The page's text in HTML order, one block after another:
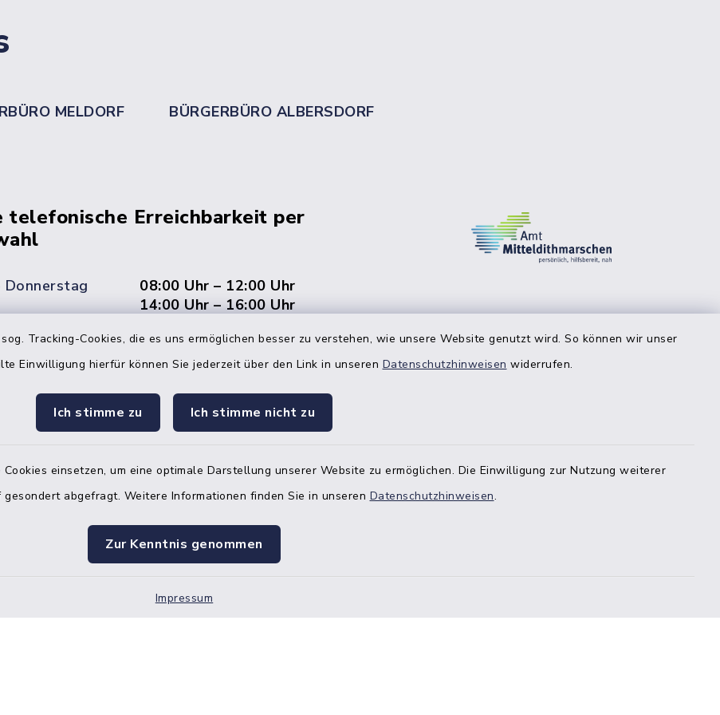
Tracking-Cookies, die es uns ermöglichen besser zu verstehen, wie unsere Website genutzt wird. So können wir unser
Einwilligung hierfür können Sie jederzeit über den Link in unseren Datenschutzhinweisen widerrufen.
Ich stimme zu Ich stimme nicht zu
einsetzen, um eine optimale Darstellung unserer Website zu ermöglichen. Die Einwilligung zur Nutzung weiterer
abgefragt. Weitere Informationen finden Sie in unseren Datenschutzhinweisen.
Zur Kenntnis genommen
Impressum
MELDORF BÜRGERBÜRO ALBERSDORF
telefonische Erreichbarkeit per
08:00 Uhr – 12:00 Uhr
14:00 Uhr – 16:00 Uhr
08:00 Uhr – 12:00 Uhr
ein dringendes Anliegen, finden aber online
04832 6065 0 an!
des Amtes Mitteldithmarschen